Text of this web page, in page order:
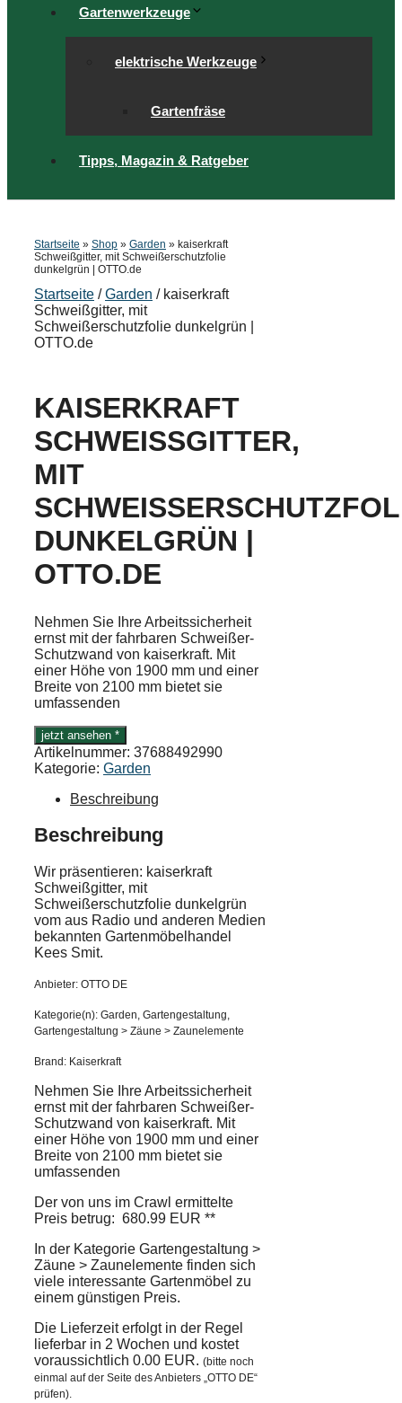
Gartenwerkzeuge
elektrische Werkzeuge
Gartenfräse
Tipps, Magazin & Ratgeber
Startseite » Shop » Garden » kaiserkraft
Schweißgitter, mit Schweißerschutzfolie
dunkelgrün | OTTO.de
Startseite /Garden / kaiserkraft
Schweißgitter, mit
Schweißerschutzfolie dunkelgrün |
OTTO.de
KAISERKRAFT
SCHWEISSGITTER, M
IT S
CHWEISSERSCHUTZFOLIE
NKELGRÜN | OT
TO.DE
Nehmen Sie Ihre Arbeitssicherheit
ernst mit der fahrbaren Schweißer-
Schutzwand von kaiserkraft. Mit
einer Höhe von 1900 mm und einer
Breite von 2100 mm bietet sie
umfassenden
jetzt ansehen *
Artikelnummer: 37688492990
Kategorie: Garden
Beschreibung
Beschreibung
Wir präsentieren: kaiserkraft
Schweißgitter, mit
Schweißerschutzfolie dunkelgrün
vom aus Radio und anderen Medien
bekannten Gartenmöbelhandel
Kees Smit.
Anbieter: OTTO DE
Kategorie(n): Garden, Gartengestaltung,
Gartengestaltung > Zäune > Zaunelemente
Brand: Kaiserkraft
Nehmen Sie Ihre Arbeitssicherheit
ernst mit der fahrbaren Schweißer-
Schutzwand von kaiserkraft. Mit
einer Höhe von 1900 mm und einer
Breite von 2100 mm bietet sie
umfassenden
Der von uns im Crawl ermittelte
Preis betrug: 680.99 EUR **
In der Kategorie Gartengestaltung >
Zäune > Zaunelemente finden sich
viele interessante Gartenmöbel zu
einem günstigen Preis.
Die Lieferzeit erfolgt in der Regel
lieferbar in 2 Wochen und kostet
voraussichtlich 0.00 EUR. (bitte noch
einmal auf der Seite des Anbieters „OTTO DE“
prüfen).